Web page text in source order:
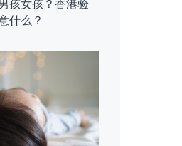
孩女孩？香港验
什么？